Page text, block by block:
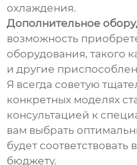
охлаждения.
Дополнительное
возможность
оборудования, такого
и другие
Я всегда советую
конкретных моделях
консультацией к
вам выбрать
будет
бюджету.